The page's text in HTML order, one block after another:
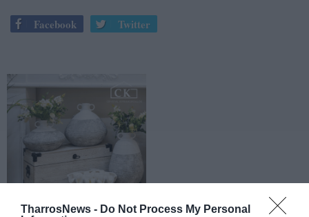
TharrosNews - Do Not Process My Personal
Facebook Twitter